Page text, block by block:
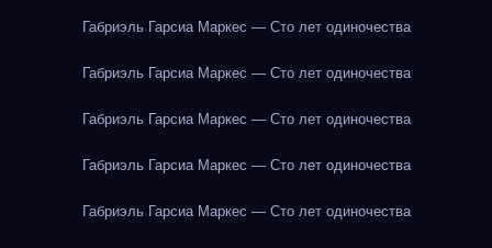
Габриэль Гарсиа Маркес — Сто лет одиночества
Габриэль Гарсиа Маркес — Сто лет одиночества
Габриэль Гарсиа Маркес — Сто лет одиночества
Габриэль Гарсиа Маркес — Сто лет одиночества
Габриэль Гарсиа Маркес — Сто лет одиночества